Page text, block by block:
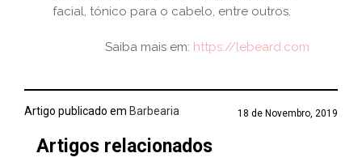
facial, tónico para o cabelo, entre outros.
Saiba mais em: https://lebeard.com
Artigo publicado em Barbearia 18 de Novembro, 2019
Artigos relacionados